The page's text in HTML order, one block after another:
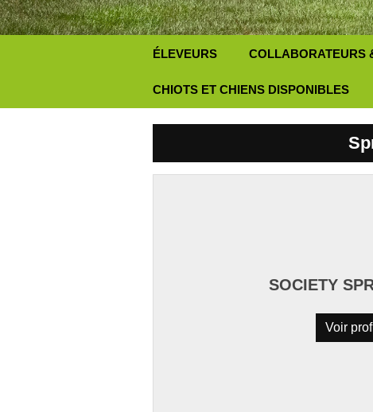
ÉLEVEURS COLLABORATEURS
CHIOTS ET CHIENS DISPONIBLES
SOCIETY
Voir